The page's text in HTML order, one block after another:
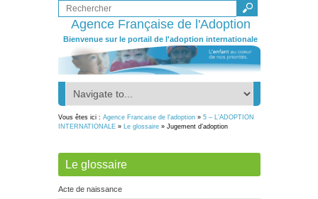
Agence Française de l'Adoption
Bienvenue sur le portail de l'adoption internationale
Vous êtes ici : Agence Francaise de l'adoption» 5 – L’ADOPTION
INTERNATIONALE» Le glossaire» Jugement d’adoption
Le glossaire
Acte de naissance